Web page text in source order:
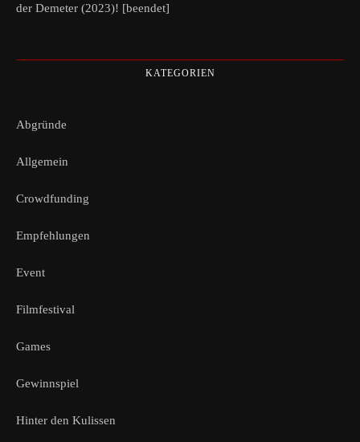
der Demeter (2023)! [beendet]
KATEGORIEN
Abgründe
Allgemein
Crowdfunding
Empfehlungen
Event
Filmfestival
Games
Gewinnspiel
Hinter den Kulissen